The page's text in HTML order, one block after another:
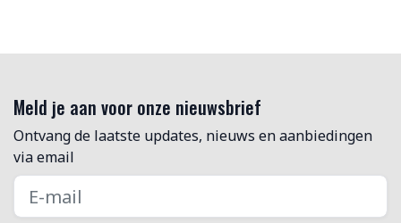
Meld je aan voor onze nieuwsbrief
Ontvang de laatste updates, nieuws en aanbiedingen
via email